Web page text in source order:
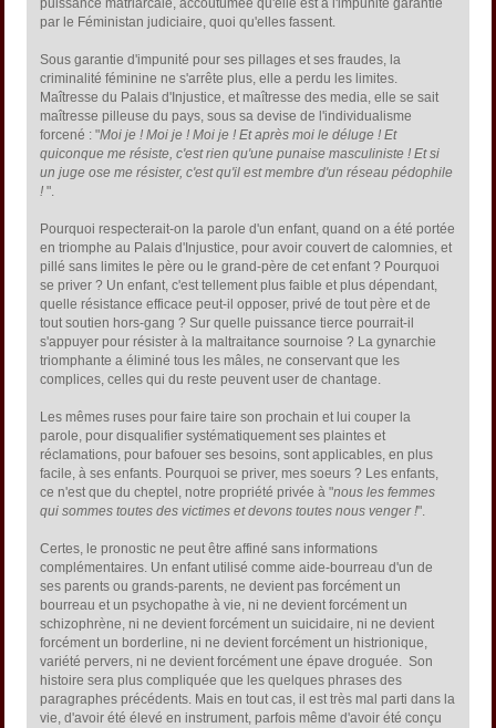
puissance matriarcale, accoutumée qu'elle est à l'impunité garantie
par le Féministan judiciaire, quoi qu'elles fassent.
Sous garantie d'impunité pour ses pillages et ses fraudes, la
criminalité féminine ne s'arrête plus, elle a perdu les limites.
Maîtresse du Palais d'Injustice, et maîtresse des media, elle se sait
maîtresse pilleuse du pays, sous sa devise de l'individualisme
forcené : "Moi je ! Moi je ! Moi je ! Et après moi le déluge ! Et
quiconque me résiste, c'est rien qu'une punaise masculiniste ! Et si
un juge ose me résister, c'est qu'il est membre d'un réseau pédophile
!".
Pourquoi respecterait-on la parole d'un enfant, quand on a été portée
en triomphe au Palais d'Injustice, pour avoir couvert de calomnies, et
pillé sans limites le père ou le grand-père de cet enfant ? Pourquoi
se priver ? Un enfant, c'est tellement plus faible et plus dépendant,
quelle résistance efficace peut-il opposer, privé de tout père et de
tout soutien hors-gang ? Sur quelle puissance tierce pourrait-il
s'appuyer pour résister à la maltraitance sournoise ? La gynarchie
triomphante a éliminé tous les mâles, ne conservant que les
complices, celles qui du reste peuvent user de chantage.
Les mêmes ruses pour faire taire son prochain et lui couper la
parole, pour disqualifier systématiquement ses plaintes et
réclamations, pour bafouer ses besoins, sont applicables, en plus
facile, à ses enfants. Pourquoi se priver, mes soeurs ? Les enfants,
ce n'est que du cheptel, notre propriété privée à "nous les femmes
qui sommes toutes des victimes et devons toutes nous venger !".
Certes, le pronostic ne peut être affiné sans informations
complémentaires. Un enfant utilisé comme aide-bourreau d'un de
ses parents ou grands-parents, ne devient pas forcément un
bourreau et un psychopathe à vie, ni ne devient forcément un
schizophrène, ni ne devient forcément un suicidaire, ni ne devient
forcément un borderline, ni ne devient forcément un histrionique,
variété pervers, ni ne devient forcément une épave droguée. Son
histoire sera plus compliquée que les quelques phrases des
paragraphes précédents. Mais en tout cas, il est très mal parti dans la
vie, d'avoir été élevé en instrument, parfois même d'avoir été conçu